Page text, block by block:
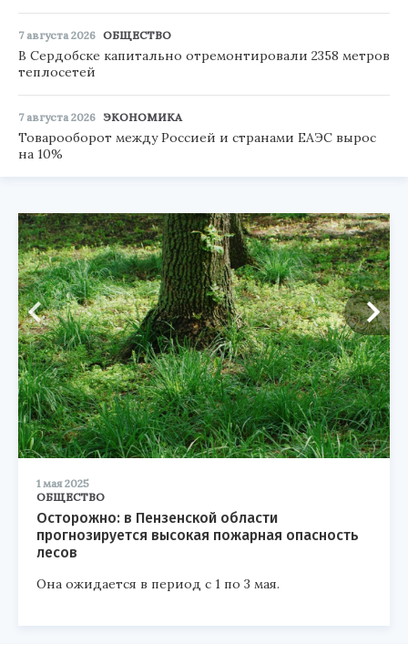
7 августа 2026 ОБЩЕСТВО
В Сердобске капитально отремонтировали 2358 метров
теплосетей
7 августа 2026 ЭКОНОМИКА
Товарооборот между Россией и странами ЕАЭС вырос
на 10%
1 мая 2025
ОБЩЕСТВО
Осторожно: в Пензенской области
прогнозируется высокая пожарная опасность
лесов
Она ожидается в период с 1 по 3 мая.